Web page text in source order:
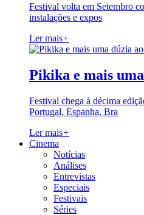
Festival volta em Setembro
instalações e expos
Ler mais+
Pikika e mais
Festival chega à décima
Portugal, Espanha, Bra
Ler mais+
Cinema
Notícias
Análises
Entrevistas
Especiais
Festivais
Séries